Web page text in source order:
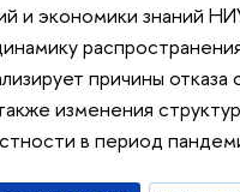
и экономики знаний
причины отказа
изменения
в период